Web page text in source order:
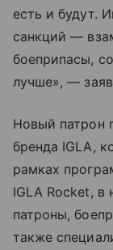
есть и будут.
санкций —
боеприпасы,
лучше», —
Новый патрон
бренда IGLA,
рамках
IGLA Rocket, в
патроны,
также